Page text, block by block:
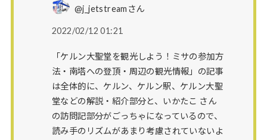
@j_jetstreamさん
2022/02/12 01:21
「ケルン大聖堂を観光しよう！ミサの参加方
法・南塔への登頂・周辺の観光情報」の記事
は全体的に、ケルン、ケルン駅、ケルン大聖
堂などの解説・紹介部分と、いかたこ さん
の訪問記部分がごっちゃになっているので、
読み手のリズムがあまり考慮されていないよ